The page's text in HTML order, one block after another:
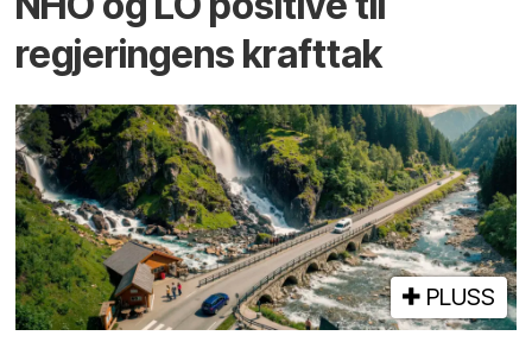
regjeringens krafttak
PLUSS